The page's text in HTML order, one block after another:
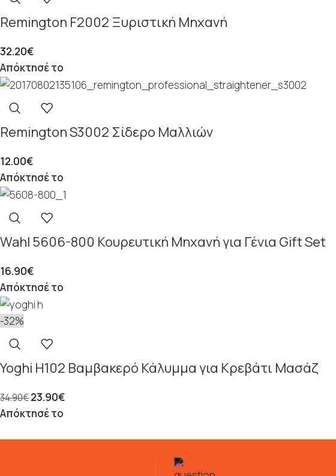
Remington F2002 Ξυριστική Μηχανή
32.20€
Απόκτησέ το
Remington S3002 Σίδερο Μαλλιών
12.00€
Απόκτησέ το
Wahl 5606-800 Κουρευτική Μηχανή για Γένια Gift Set
16.90€
Απόκτησέ το
-32%
Yoghi H102 Βαμβακερό Κάλυμμα για Κρεβάτι Μασάζ
34.90€23.90€
Απόκτησέ το